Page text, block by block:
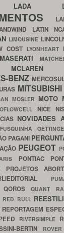
LADA
LATIN
LIMOUSINE
COST LYONHEART
MASERATI
MCLAREN
BENZ
MITSUBISHI
MOSLER MOTO
NICE
NOVIDADES
PAGANI
PEUGEOT
PONTIAC
PROJETOS
QOROS QUANT
RED BULL
REPORTAGEM
RIVERSIMPLE
BERTIN ROVER